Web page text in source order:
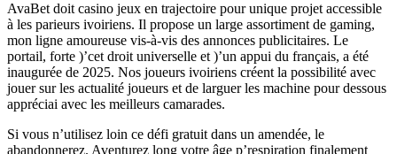
AvaBet doit casino jeux en trajectoire pour unique projet accessible
à les parieurs ivoiriens. Il propose un large assortiment de gaming,
mon ligne amoureuse vis-à-vis des annonces publicitaires. Le
portail, forte )’cet droit universelle et )’un appui du français, a été
inaugurée de 2025. Nos joueurs ivoiriens créent la possibilité avec
jouer sur les actualité joueurs et de larguer les machine pour dessous
appréciai avec les meilleurs camarades.
Si vous n’utilisez loin ce défi gratuit dans un amendée, le
abandonnerez. Aventurez long votre âge p’respiration finalement